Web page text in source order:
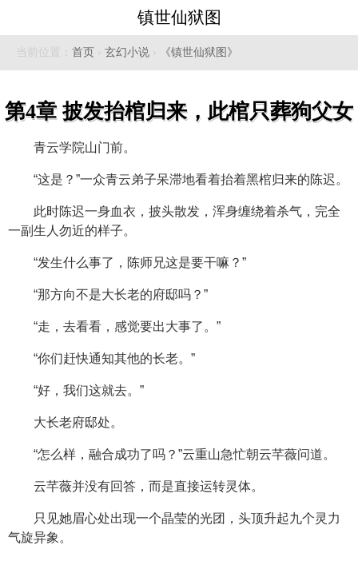
镇世仙狱图
当前位置： 首页 › 玄幻小说 › 《镇世仙狱图》
第4章 披发抬棺归来，此棺只葬狗父女
青云学院山门前。
“这是？”一众青云弟子呆滞地看着抬着黑棺归来的陈迟。
此时陈迟一身血衣，披头散发，浑身缠绕着杀气，完全
一副生人勿近的样子。
“发生什么事了，陈师兄这是要干嘛？”
“那方向不是大长老的府邸吗？”
“走，去看看，感觉要出大事了。”
“你们赶快通知其他的长老。”
“好，我们这就去。”
大长老府邸处。
“怎么样，融合成功了吗？”云重山急忙朝云芊薇问道。
云芊薇并没有回答，而是直接运转灵体。
只见她眉心处出现一个晶莹的光团，头顶升起九个灵力
气旋异象。